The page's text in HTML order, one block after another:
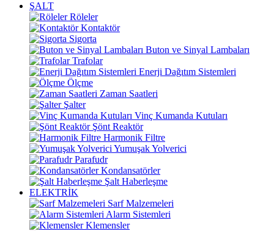
ŞALT
Röleler
Kontaktör
Sigorta
Buton ve Sinyal Lambaları
Trafolar
Enerji Dağıtım Sistemleri
Ölçme
Zaman Saatleri
Şalter
Vinç Kumanda Kutuları
Şönt Reaktör
Harmonik Filtre
Yumuşak Yolverici
Parafudr
Kondansatörler
Şalt Haberleşme
ELEKTRİK
Sarf Malzemeleri
Alarm Sistemleri
Klemensler